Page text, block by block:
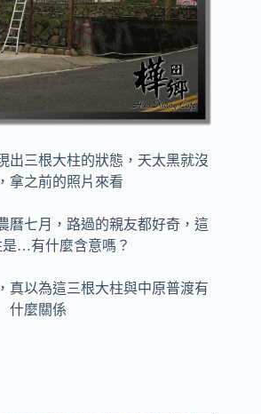
出三根大柱的狀態，天太黑就沒
拿之前的照片來看
曆七月，路過的親友都好奇，這
是…有什麼含意嗎？
真以為這三根大柱與中原普渡有
什麼關係